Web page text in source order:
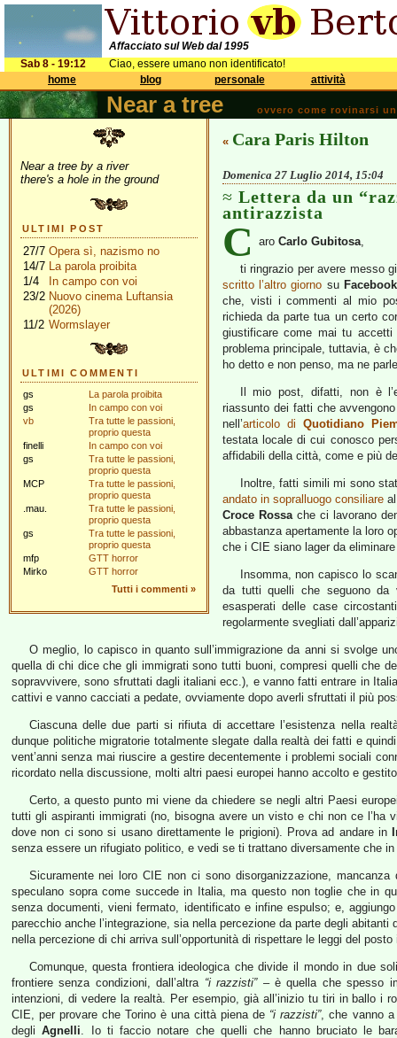
Affacciato sul Web dal 1995
Sab 8 - 19:12
Ciao, essere umano non identificato!
home
blog personale attività
Near a tree ovvero come rovinarsi
Near a tree by a river
there's a hole in the ground
ULTIMI POST
27/7 Opera sì, nazismo no
14/7 La parola proibita
1/4
In campo con voi
23/2 Nuovo cinema Luftansia
(2026)
11/2 Wormslayer
ULTIMI COMMENTI
gs
La parola proibita
gs
In campo con voi
vb
Tra tutte le passioni,
proprio questa
finelli
In campo con voi
gs
Tra tutte le passioni,
proprio questa
MCP
Tra tutte le passioni,
proprio questa
.mau.
Tra tutte le passioni,
proprio questa
gs
Tra tutte le passioni,
proprio questa
mfp
GTT horror
Mirko
GTT horror
Tutti i commenti »
« Cara Paris Hilton
Domenica 27 Luglio 2014, 15:04
Lettera da un
antirazzista
C aro Carlo Gubitosa,
ti ringrazio per avere messo
scritto l’altro giorno su Facebook
che, visti i commenti al mio
richieda da parte tua un certo
giustificare come mai tu
problema principale, tuttavia, è
ho detto e non penso, ma ne
Il mio post, difatti, non è
riassunto dei fatti che
nell’articolo di Quotidiano
testata locale di cui conosco
affidabili della città, come e più
Inoltre, fatti simili mi sono
andato in sopralluogo consiliare
Croce Rossache ci lavorano
abbastanza apertamente la loro
che i CIE siano lager da
Insomma, non capisco lo
da tutti quelli che seguono da
esasperati delle case
regolarmente svegliati
O meglio, lo capisco in quanto sull’immigrazione da anni si svolge
quella di chi dice che gli immigrati sono tutti buoni, compresi quelli che
sopravvivere, sono sfruttati dagli italiani ecc.), e vanno fatti entrare in
cattivi e vanno cacciati a pedate, ovviamente dopo averli sfruttati il più
Ciascuna delle due parti si rifiuta di accettare l’esistenza nella
dunque politiche migratorie totalmente slegate dalla realtà dei fatti e
vent’anni senza mai riuscire a gestire decentemente i problemi sociali
ricordato nella discussione, molti altri paesi europei hanno accolto e
Certo, a questo punto mi viene da chiedere se negli altri Paesi
tutti gli aspiranti immigrati (no, bisogna avere un visto e chi non ce
dove non ci sono si usano direttamente le prigioni). Prova ad andare in
senza essere un rifugiato politico, e vedi se ti trattano diversamente che
Sicuramente nei loro CIE non ci sono disorganizzazione,
speculano sopra come succede in Italia, ma questo non toglie che in
senza documenti, vieni fermato, identificato e infine espulso; e,
parecchio anche l’integrazione, sia nella percezione da parte degli
nella percezione di chi arriva sull’opportunità di rispettare le leggi del
Comunque, questa frontiera ideologica che divide il mondo in due
frontiere senza condizioni, dall’altra “i razzisti”– è quella che spesso
intenzioni, di vedere la realtà. Per esempio, già all’inizio tu tiri in ballo i
CIE, per provare che Torino è una città piena de “i razzisti”, che vanno
degliAgnelli. Io ti faccio notare che quelli che hanno bruciato le